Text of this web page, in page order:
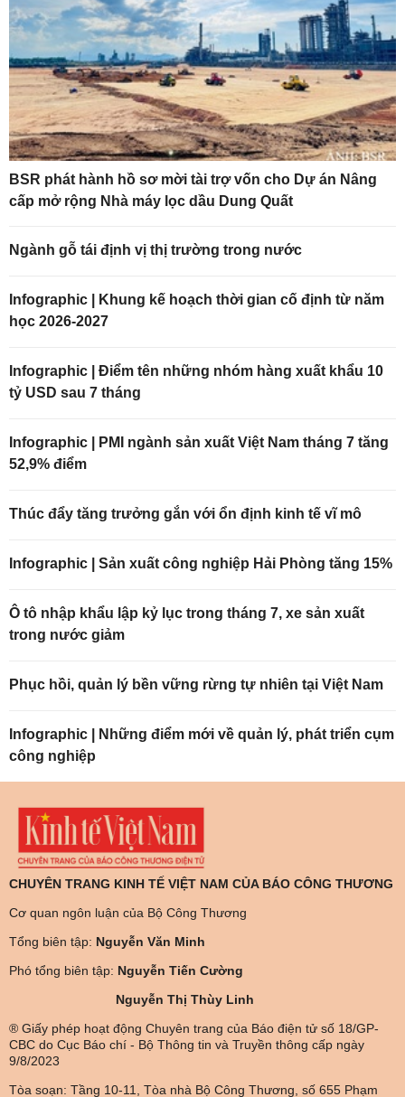
BSR phát hành hồ sơ mời tài trợ vốn cho Dự án Nâng
cấp mở rộng Nhà máy lọc dầu Dung Quất
Ngành gỗ tái định vị thị trường trong nước
Infographic | Khung kế hoạch thời gian cố định từ năm
học 2026-2027
Infographic | Điểm tên những nhóm hàng xuất khẩu 10
tỷ USD sau 7 tháng
Infographic | PMI ngành sản xuất Việt Nam tháng 7 tăng
52,9% điểm
Thúc đẩy tăng trưởng gắn với ổn định kinh tế vĩ mô
Infographic | Sản xuất công nghiệp Hải Phòng tăng 15%
Ô tô nhập khẩu lập kỷ lục trong tháng 7, xe sản xuất
trong nước giảm
Phục hồi, quản lý bền vững rừng tự nhiên tại Việt Nam
Infographic | Những điểm mới về quản lý, phát triển cụm
công nghiệp
CHUYÊN TRANG KINH TẾ VIỆT NAM CỦA BÁO CÔNG THƯƠNG
Cơ quan ngôn luận của Bộ Công Thương
Tổng biên tập: Nguyễn Văn Minh
Phó tổng biên tập: Nguyễn Tiến Cường
Nguyễn Thị Thùy Linh
® Giấy phép hoạt động Chuyên trang của Báo điện tử số 18/GP-
CBC do Cục Báo chí - Bộ Thông tin và Truyền thông cấp ngày
9/8/2023
Tòa soạn: Tầng 10-11, Tòa nhà Bộ Công Thương, số 655 Phạm